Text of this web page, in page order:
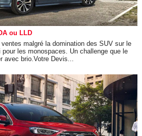
ou LLD
malgré la domination des SUV sur le
les monospaces. Un challenge que le
avec brio.Votre Devis...